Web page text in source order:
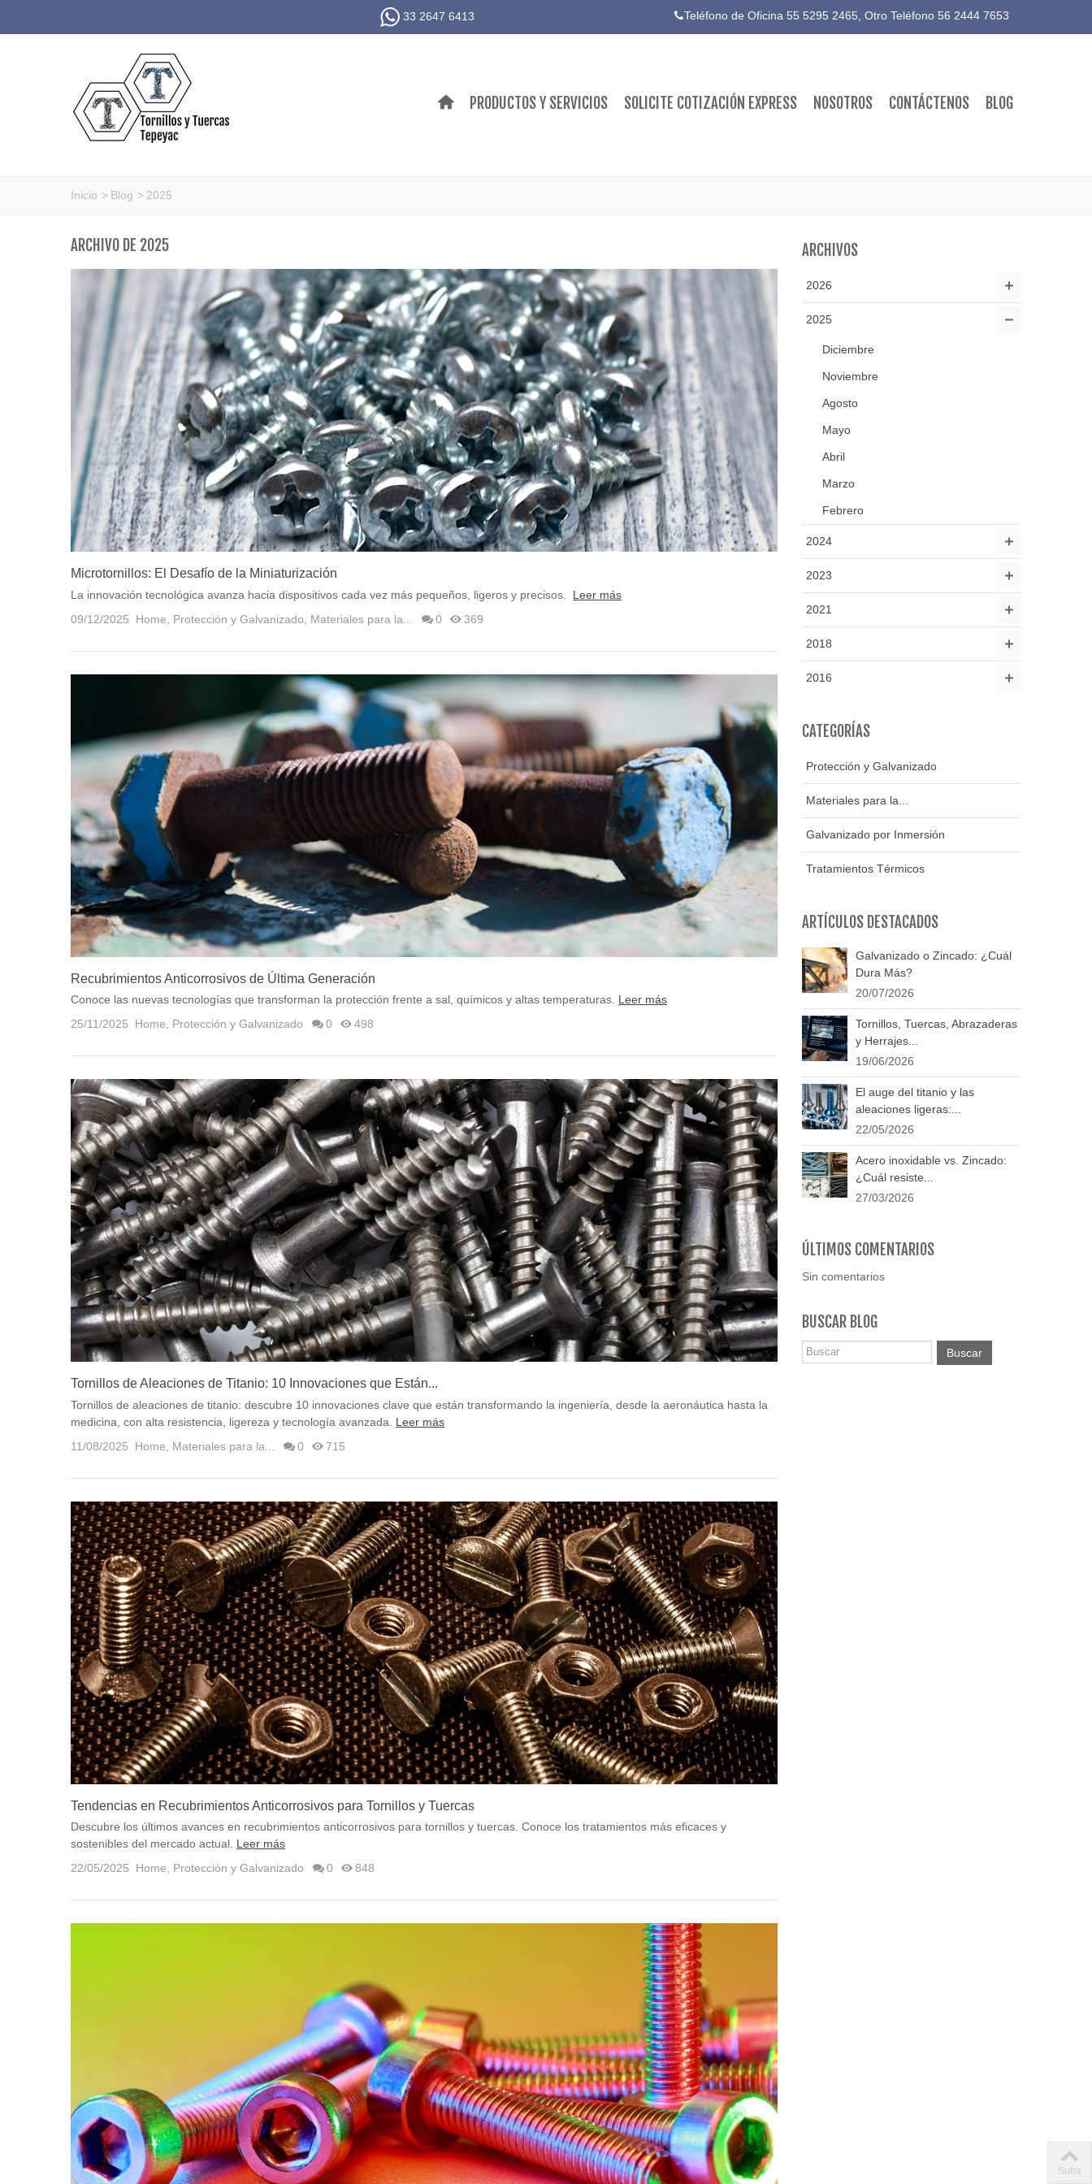
33 2647 6413 Teléfono de Oficina 55 5295 2465, Otro Teléfono 56 2444 7653
PRODUCTOS Y SERVICIOS SOLICITE COTIZACIÓN EXPRESS NOSOTROS CONTÁCTENOS BLOG
Inicio > Blog > 2025
ARCHIVO DE 2025
Microtornillos: El Desafío de la Miniaturización
La innovación tecnológica avanza hacia dispositivos cada vez más pequeños, ligeros y precisos.
Leer más
09/12/2025
Home Protección y Galvanizado Materiales para la... 0 369
Recubrimientos Anticorrosivos de Última Generación
Conoce las nuevas tecnologías que transforman la protección frente a sal, químicos y altas temperaturas. Leer más
25/11/2025
Home, Protección y Galvanizado 0 498
Tornillos de Aleaciones de Titanio: 10 Innovaciones que Están...
Tornillos de aleaciones de titanio: descubre 10 innovaciones clave que están transformando la ingeniería, desde la aeronáutica hasta la
medicina, con alta resistencia, ligereza y tecnología avanzada.
Leer más
11/08/2025
Home Materiales para la... 0 715
Tendencias en Recubrimientos Anticorrosivos para Tornillos y Tuercas
Descubre los últimos avances en recubrimientos anticorrosivos para tornillos y tuercas. Conoce los tratamientos más eficaces y
sostenibles del mercado actual. Leer más
22/05/2025
Home, Protección y Galvanizado 0 848
ARCHIVOS
2026
2025
Diciembre
Noviembre
Agosto
Mayo
Abril
Marzo
Febrero
2024
2023
2021
2018
2016
CATEGORÍAS
Protección y Galvanizado
Materiales para la...
Galvanizado por Inmersión
Tratamientos Térmicos
ARTÍCULOS DESTACADOS
Galvanizado o Zincado: ¿Cuál
Dura Más?
20/07/2026
Tornillos, Tuercas, Abrazaderas
y Herrajes...
19/06/2026
El auge del titanio y las
aleaciones ligeras:...
22/05/2026
Acero inoxidable vs. Zincado:
¿Cuál resiste...
27/03/2026
ÚLTIMOS COMENTARIOS
Sin comentarios
BUSCAR BLOG
Buscar
Subir